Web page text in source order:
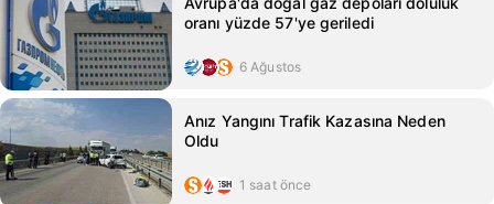
oranı yüzde 57'ye geriledi
6 Ağustos
Anız Yangını Trafik Kazasına Neden
Oldu
1 saat önce